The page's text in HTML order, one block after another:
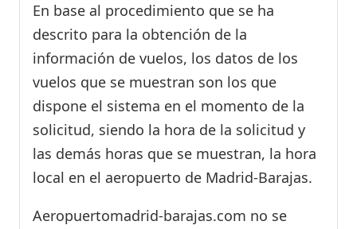
En base al procedimiento que se ha
descrito para la obtención de la
información de vuelos, los datos de los
vuelos que se muestran son los que
dispone el sistema en el momento de la
solicitud, siendo la hora de la solicitud y
las demás horas que se muestran, la hora
local en el aeropuerto de Madrid-Barajas.
Aeropuertomadrid-barajas.com no se